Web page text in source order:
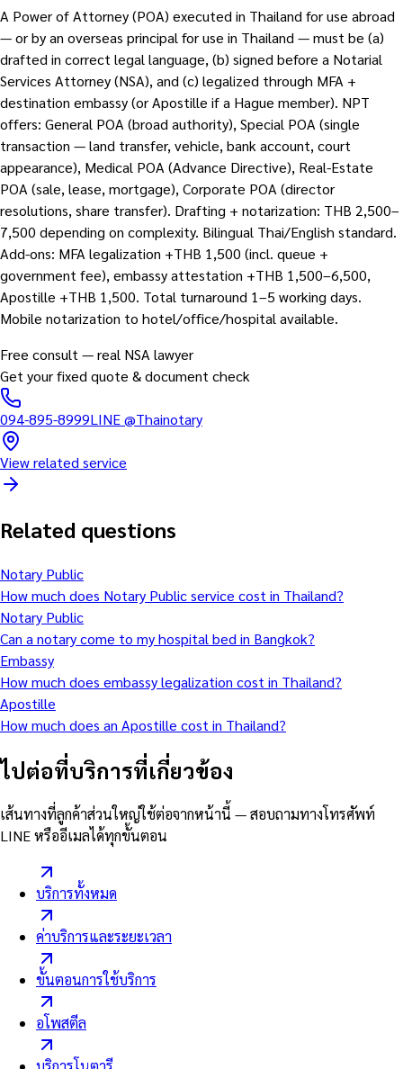
A Power of Attorney (POA) executed in Thailand for use abroad
— or by an overseas principal for use in Thailand — must be (a)
drafted in correct legal language, (b) signed before a Notarial
Services Attorney (NSA), and (c) legalized through MFA +
destination embassy (or Apostille if a Hague member). NPT
offers: General POA (broad authority), Special POA (single
transaction — land transfer, vehicle, bank account, court
appearance), Medical POA (Advance Directive), Real-Estate
POA (sale, lease, mortgage), Corporate POA (director
resolutions, share transfer). Drafting + notarization: THB 2,500–
7,500 depending on complexity. Bilingual Thai/English standard.
Add-ons: MFA legalization +THB 1,500 (incl. queue +
government fee), embassy attestation +THB 1,500–6,500,
Apostille +THB 1,500. Total turnaround 1–5 working days.
Mobile notarization to hotel/office/hospital available.
Free consult — real NSA lawyer
Get your fixed quote & document check
094-895-8999LINE@Thainotary
View related service
Related questions
Notary Public
How much does Notary Public service cost in Thailand?
Notary Public
Can a notary come to my hospital bed in Bangkok?
Embassy
How much does embassy legalization cost in Thailand?
Apostille
How much does an Apostille cost in Thailand?
ไปต่อที่บริการที่เกี่ยวข้อง
เส้นทางที่ลูกค้าส่วนใหญ่ใช้ต่อจากหน้านี้ — สอบถามทางโทรศัพท์
LINE หรืออีเมลได้ทุกขั้นตอน
บริการทั้งหมด
ค่าบริการและระยะเวลา
ขั้นตอนการใช้บริการ
อโพสตีล